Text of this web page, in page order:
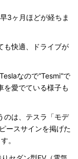
3ヶ月ほどが経ちま
も快適、ドライブが
なので“Tesmi“で
を愛でている様子も
のは、テスラ「モデ
ースサインを掲げた
。